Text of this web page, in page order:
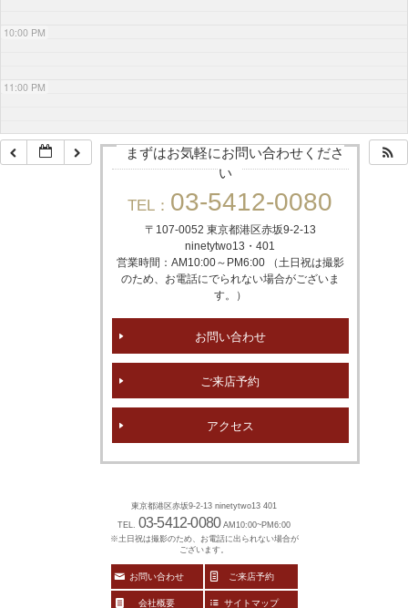
10:00 PM
11:00 PM
まずはお気軽にお問い合わせくださ
い
TEL： 03-5412-0080
〒107-0052 東京都港区赤坂9-2-13
ninetytwo13・401
営業時間：AM10:00～PM6:00 （土日祝は撮影
のため、お電話にでられない場合がございま
す。）
お問い合わせ
ご来店予約
アクセス
東京都港区赤坂9-2-13 ninetytwo13 401
TEL. 03-5412-0080 AM10:00~PM6:00
※土日祝は撮影のため、お電話に出られない場合が
ございます。
お問い合わせ ご来店予約
会社概要 サイトマップ